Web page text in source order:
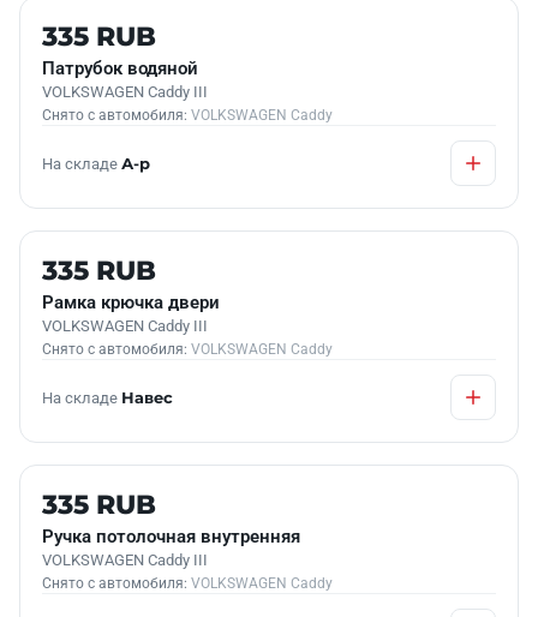
Б/У В НАЛИЧИИ
335 RUB
Патрубок водяной
VOLKSWAGEN Caddy III
Снято с автомобиля: VOLKSWAGEN Caddy
На складе А-р
Б/У В НАЛИЧИИ
335 RUB
Рамка крючка двери
VOLKSWAGEN Caddy III
Снято с автомобиля: VOLKSWAGEN Caddy
На складе Навес
Б/У В НАЛИЧИИ
335 RUB
Ручка потолочная внутренняя
VOLKSWAGEN Caddy III
Снято с автомобиля: VOLKSWAGEN Caddy